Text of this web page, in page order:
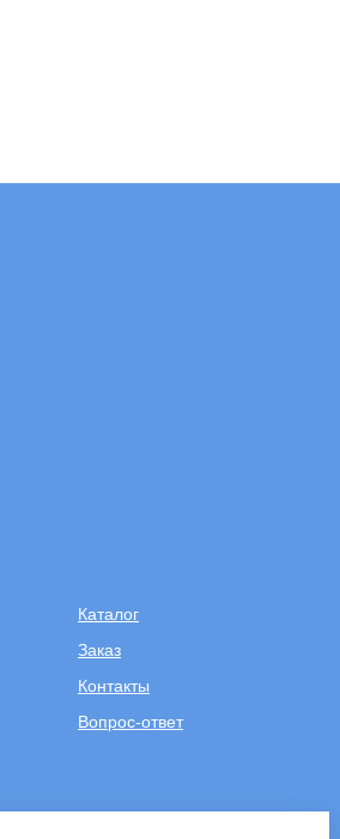
Каталог
Заказ
Контакты
Вопрос-ответ